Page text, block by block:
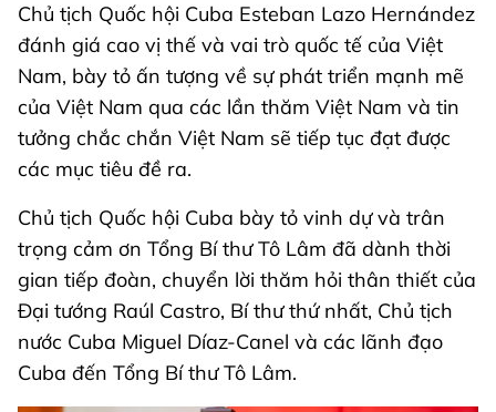
Chủ tịch Quốc hội Cuba Esteban Lazo Hernández
đánh giá cao vị thế và vai trò quốc tế của Việt
Nam, bày tỏ ấn tượng về sự phát triển mạnh mẽ
của Việt Nam qua các lần thăm Việt Nam và tin
tưởng chắc chắn Việt Nam sẽ tiếp tục đạt được
các mục tiêu đề ra.
Chủ tịch Quốc hội Cuba bày tỏ vinh dự và trân
trọng cảm ơn Tổng Bí thư Tô Lâm đã dành thời
gian tiếp đoàn, chuyển lời thăm hỏi thân thiết của
Đại tướng Raúl Castro, Bí thư thứ nhất, Chủ tịch
nước Cuba Miguel Díaz-Canel và các lãnh đạo
Cuba đến Tổng Bí thư Tô Lâm.